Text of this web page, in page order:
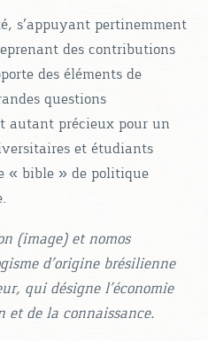
s’appuyant pertinemment
des contributions
des éléments de
questions
autant précieux pour un
et étudiants
« bible » de politique
(image) et nomos
d’origine brésilienne
qui désigne l’économie
et de la connaissance.